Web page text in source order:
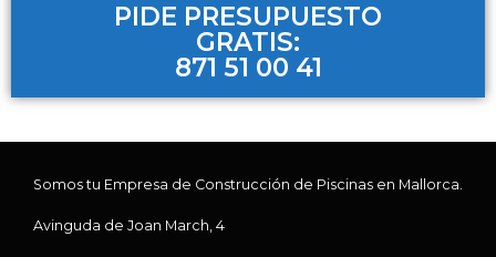
PIDE PRESUPUESTO
GRATIS:
871 51 00 41
Somos tu Empresa de Construcción de Piscinas en Mallorca.
Avinguda de Joan March, 4